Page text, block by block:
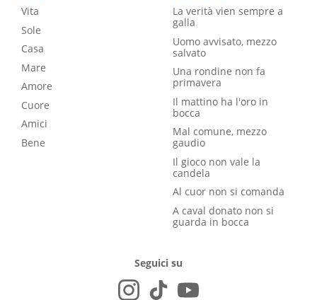
Vita
Sole
Casa
Mare
Amore
Cuore
Amici
Bene
La verità vien sempre a
galla
Uomo avvisato, mezzo
salvato
Una rondine non fa
primavera
Il mattino ha l'oro in
bocca
Mal comune, mezzo
gaudio
Il gioco non vale la
candela
Al cuor non si comanda
A caval donato non si
guarda in bocca
Seguici su